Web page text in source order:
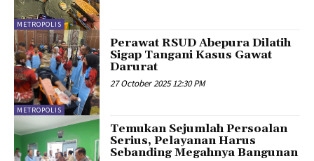
METROPOLIS
METROPOLIS
Perawat RSUD Abepura Dilatih
Sigap Tangani Kasus Gawat
Darurat
27 October 2025 12:30 PM
Temukan Sejumlah Persoalan
Serius, Pelayanan Harus
Sebanding Megahnya Bangunan